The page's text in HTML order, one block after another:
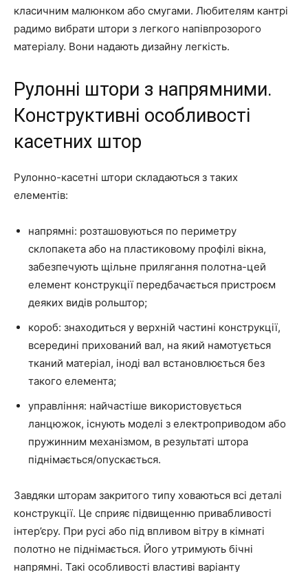
класичним малюнком або смугами. Любителям кантрі
радимо вибрати штори з легкого напівпрозорого
матеріалу. Вони надають дизайну легкість.
Рулонні штори з напрямними.
Конструктивні особливості
касетних штор
Рулонно-касетні штори складаються з таких
елементів:
напрямні: розташовуються по периметру
склопакета або на пластиковому профілі вікна,
забезпечують щільне прилягання полотна-цей
елемент конструкції передбачається пристроєм
деяких видів рольштор;
короб: знаходиться у верхній частині конструкції,
всередині прихований вал, на який намотується
тканий матеріал, іноді вал встановлюється без
такого елемента;
управління: найчастіше використовується
ланцюжок, існують моделі з електроприводом або
пружинним механізмом, в результаті штора
піднімається/опускається.
Завдяки шторам закритого типу ховаються всі деталі
конструкції. Це сприяє підвищенню привабливості
інтер’єру. При русі або під впливом вітру в кімнаті
полотно не піднімається. Його утримують бічні
напрямні. Такі особливості властиві варіанту